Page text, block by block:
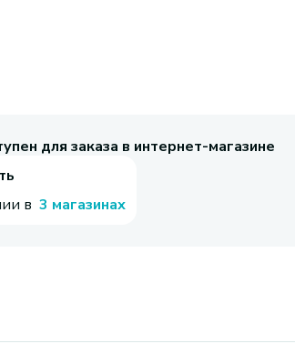
для заказа в интернет-магазине
в 3 магазинах